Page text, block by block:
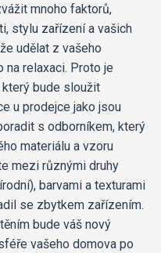
mnoho faktorů,
stylu zařízení a vašich
udělat z vašeho
na relaxaci. Proto je
bude sloužit
u prodejce jako jsou
s odborníkem, který
materiálu a vzoru
mezi různými druhy
barvami a texturami
se zbytkem zařízením.
bude váš nový
vašeho domova po